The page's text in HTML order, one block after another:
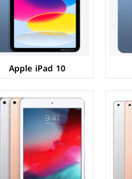
Apple iPad 10
الذاكرة+الرام:64/256 + 3 جيجابايت
نظام التشغيل:iPadOS 16.4.1
البطارية:5124 مللي امبير
عرض المواصفات ←